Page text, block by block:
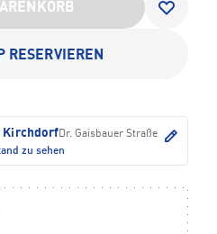
RESERVIEREN
KirchdorfDr. Gaisbauer Straße
zu sehen